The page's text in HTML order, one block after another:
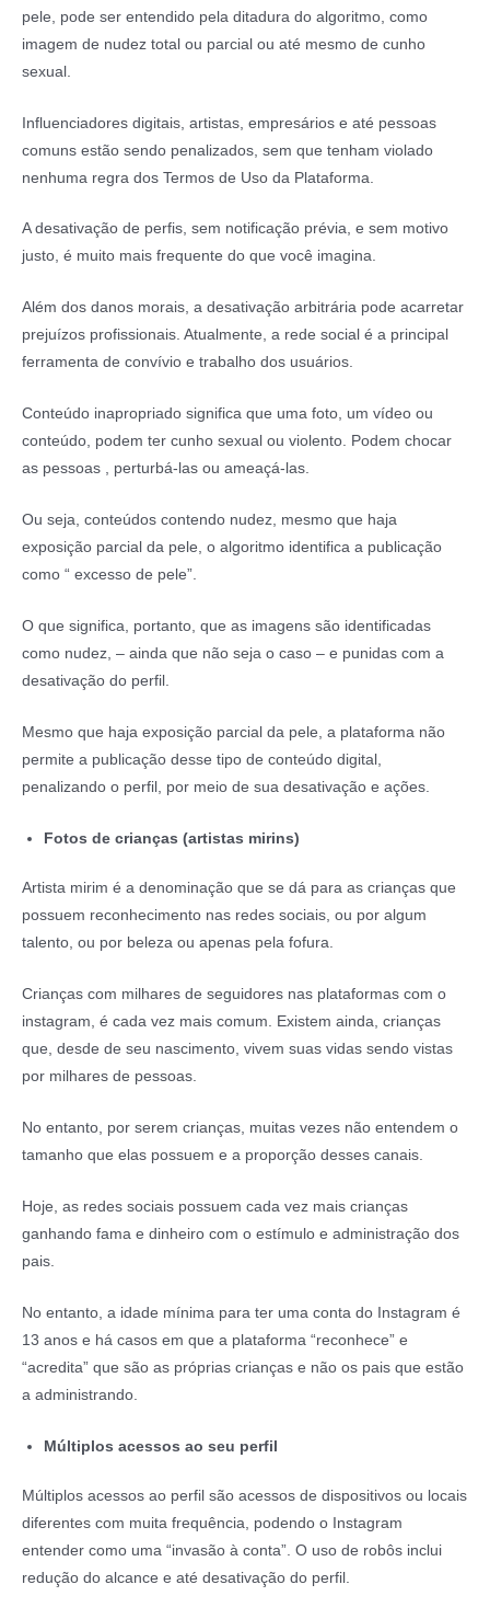
pele, pode ser entendido pela ditadura do algoritmo, como
imagem de nudez total ou parcial ou até mesmo de cunho
sexual.
Influenciadores digitais, artistas, empresários e até pessoas
comuns estão sendo penalizados, sem que tenham violado
nenhuma regra dos Termos de Uso da Plataforma.
A desativação de perfis, sem notificação prévia, e sem motivo
justo, é muito mais frequente do que você imagina.
Além dos danos morais, a desativação arbitrária pode acarretar
prejuízos profissionais. Atualmente, a rede social é a principal
ferramenta de convívio e trabalho dos usuários.
Conteúdo inapropriado significa que uma foto, um vídeo ou
conteúdo, podem ter cunho sexual ou violento. Podem chocar
as pessoas , perturbá-las ou ameaçá-las.
Ou seja, conteúdos contendo nudez, mesmo que haja
exposição parcial da pele, o algoritmo identifica a publicação
como “ excesso de pele”.
O que significa, portanto, que as imagens são identificadas
como nudez, – ainda que não seja o caso – e punidas com a
desativação do perfil.
Mesmo que haja exposição parcial da pele, a plataforma não
permite a publicação desse tipo de conteúdo digital,
penalizando o perfil, por meio de sua desativação e ações.
Fotos de crianças (artistas mirins)
Artista mirim é a denominação que se dá para as crianças que
possuem reconhecimento nas redes sociais, ou por algum
talento, ou por beleza ou apenas pela fofura.
Crianças com milhares de seguidores nas plataformas com o
instagram, é cada vez mais comum. Existem ainda, crianças
que, desde de seu nascimento, vivem suas vidas sendo vistas
por milhares de pessoas.
No entanto, por serem crianças, muitas vezes não entendem o
tamanho que elas possuem e a proporção desses canais.
Hoje, as redes sociais possuem cada vez mais crianças
ganhando fama e dinheiro com o estímulo e administração dos
pais.
No entanto, a idade mínima para ter uma conta do Instagram é
13 anos e há casos em que a plataforma “reconhece” e
“acredita” que são as próprias crianças e não os pais que estão
a administrando.
Múltiplos acessos ao seu perfil
Múltiplos acessos ao perfil são acessos de dispositivos ou locais
diferentes com muita frequência, podendo o Instagram
entender como uma “invasão à conta”. O uso de robôs inclui
redução do alcance e até desativação do perfil.